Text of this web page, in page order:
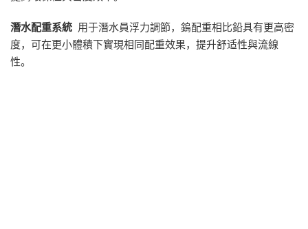
潛水配重系統 用于潛水員浮力調節，鎢配重相比鉛具有更高密
度，可在更小體積下實現相同配重效果，提升舒适性與流線
性。